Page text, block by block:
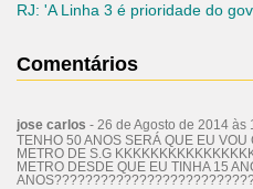
RJ: 'A Linha 3 é prioridade do
Comentários
jose carlos - 26 de Agosto de 2014 às
TENHO 50 ANOS SERÁ QUE EU
METRO DE S.G
METRO DESDE QUE EU TINHA 15